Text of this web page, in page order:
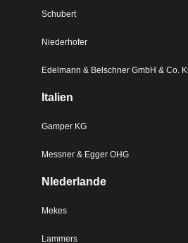
Schubert
Niederhofer
Edelmann & Belschner GmbH & Co.
Italien
Gamper KG
Messner & Egger OHG
NIederlande
Mekes
Lammers